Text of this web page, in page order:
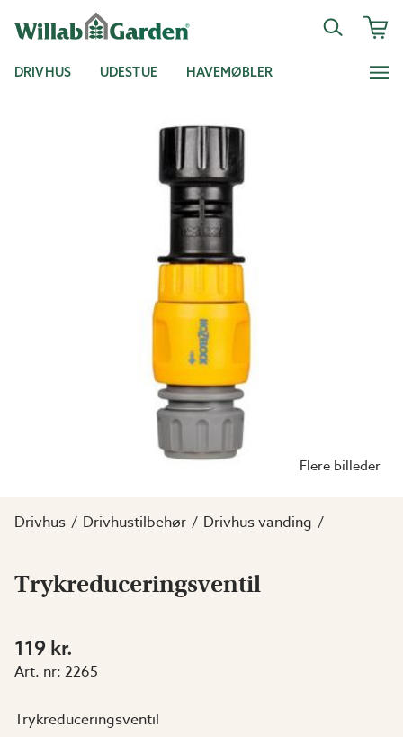
DRIVHUS UDESTUE HAVEMØBLER
Flere billeder
Drivhus Drivhustilbehør Drivhus vanding
Trykreduceringsventil
119 kr.
Art. nr: 2265
Trykreduceringsventil